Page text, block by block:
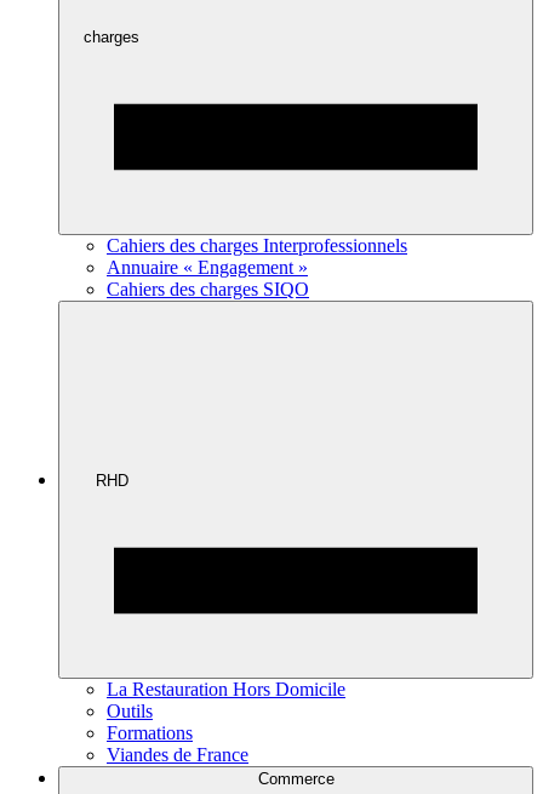
charges
Cahiers des charges Interprofessionnels
Annuaire « Engagement »
Cahiers des charges SIQO
RHD
La Restauration Hors Domicile
Outils
Formations
Viandes de France
Commerce